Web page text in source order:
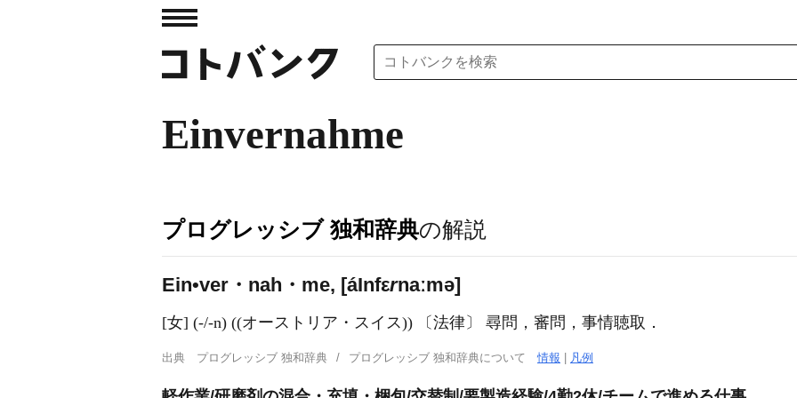
Einvernahme
プログレッシブ 独和辞典の解説
Ein•ver・nah・me, [áInfεrnaːmə]
[女] (-/-n) ((オーストリア・スイス)) 〔法律〕 尋問，審問，事情聴取．
出典 プログレッシブ 独和辞典 プログレッシブ 独和辞典について情報 凡例